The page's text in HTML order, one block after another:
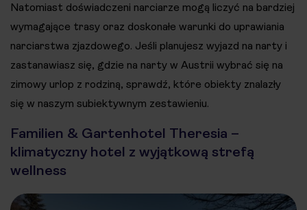
Natomiast doświadczeni narciarze mogą liczyć na bardziej
wymagające trasy oraz doskonałe warunki do uprawiania
narciarstwa zjazdowego. Jeśli planujesz wyjazd na narty i
zastanawiasz się, gdzie na narty w Austrii wybrać się na
zimowy urlop z rodziną, sprawdź, które obiekty znalazły
się w naszym subiektywnym zestawieniu.
Familien & Gartenhotel Theresia –
klimatyczny hotel z wyjątkową strefą
wellness